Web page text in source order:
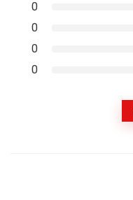
0
0
0
0